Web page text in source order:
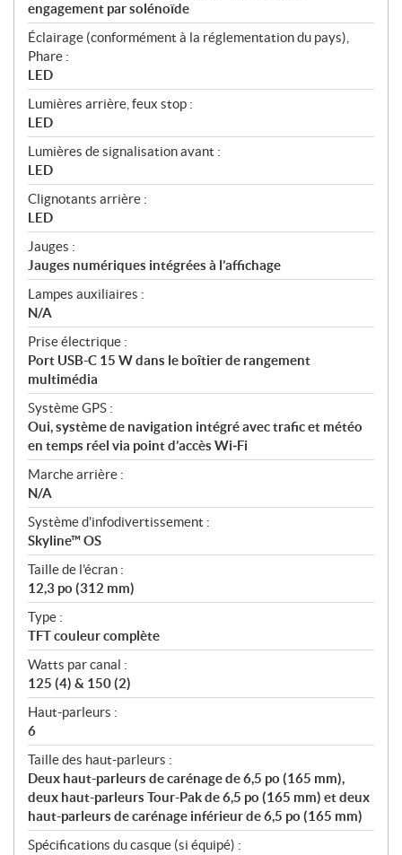
engagement par solénoïde
Éclairage (conformément à la réglementation du pays),
Phare :
LED
Lumières arrière, feux stop :
LED
Lumières de signalisation avant :
LED
Clignotants arrière :
LED
Jauges :
Jauges numériques intégrées à l’affichage
Lampes auxiliaires :
N/A
Prise électrique :
Port USB-C 15 W dans le boîtier de rangement
multimédia
Système GPS :
Oui, système de navigation intégré avec trafic et météo
en temps réel via point d’accès Wi‑Fi
Marche arrière :
N/A
Système d'infodivertissement :
Skyline™ OS
Taille de l'écran :
12,3 po (312 mm)
Type :
TFT couleur complète
Watts par canal :
125 (4) & 150 (2)
Haut-parleurs :
6
Taille des haut-parleurs :
Deux haut-parleurs de carénage de 6,5 po (165 mm),
deux haut-parleurs Tour-Pak de 6,5 po (165 mm) et deux
haut-parleurs de carénage inférieur de 6,5 po (165 mm)
Spécifications du casque (si équipé) :